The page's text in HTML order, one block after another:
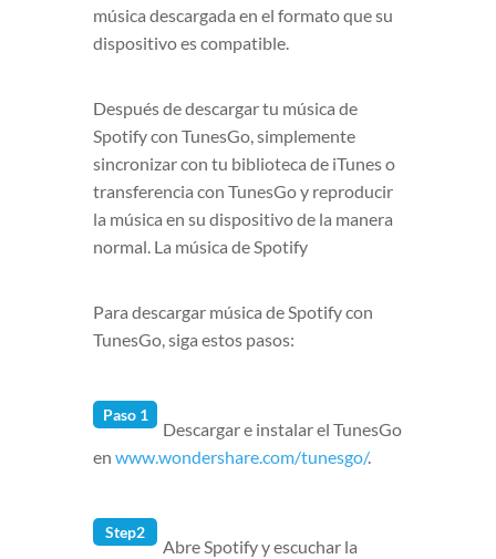
música descargada en el formato que su
dispositivo es compatible.
Después de descargar tu música de
Spotify con TunesGo, simplemente
sincronizar con tu biblioteca de iTunes o
transferencia con TunesGo y reproducir
la música en su dispositivo de la manera
normal. La música de Spotify
Para descargar música de Spotify con
TunesGo, siga estos pasos:
Paso 1
Descargar e instalar el TunesGo
en www.wondershare.com/tunesgo/.
Step2
Abre Spotify y escuchar la